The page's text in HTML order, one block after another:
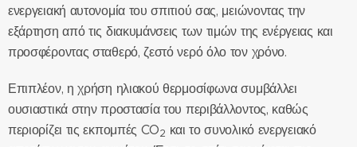
ενεργειακή αυτονομία του σπιτιού σας, μειώνοντας την
εξάρτηση από τις διακυμάνσεις των τιμών της ενέργειας και
προσφέροντας σταθερό, ζεστό νερό όλο τον χρόνο.
Επιπλέον, η χρήση ηλιακού θερμοσίφωνα συμβάλλει
ουσιαστικά στην προστασία του περιβάλλοντος, καθώς
περιορίζει τις εκπομπές CO2 και το συνολικό ενεργειακό